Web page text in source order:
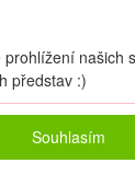
našich
představ :)
Souhlasím